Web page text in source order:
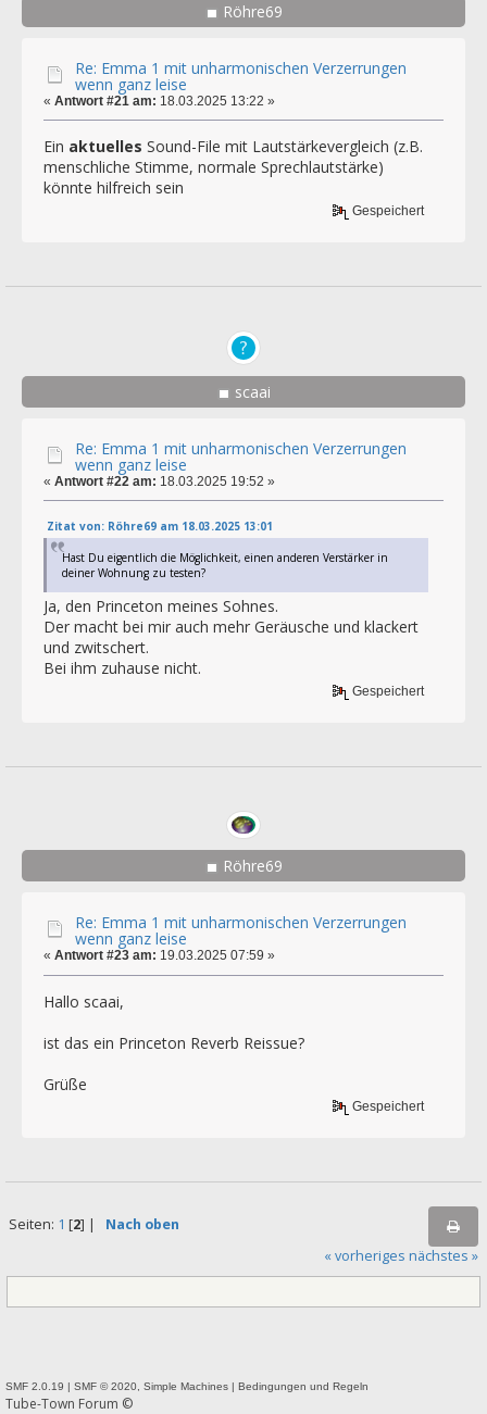
Röhre69
Re: Emma 1 mit unharmonischen Verzerrungen
wenn ganz leise
« Antwort #21 am: 18.03.2025 13:22 »
Ein aktuelles Sound-File mit Lautstärkevergleich (z.B.
menschliche Stimme, normale Sprechlautstärke)
könnte hilfreich sein
Gespeichert
scaai
Re: Emma 1 mit unharmonischen Verzerrungen
wenn ganz leise
« Antwort #22 am: 18.03.2025 19:52 »
Zitat von: Röhre69 am 18.03.2025 13:01
Hast Du eigentlich die Möglichkeit, einen anderen Verstärker in
deiner Wohnung zu testen?
Ja, den Princeton meines Sohnes.
Der macht bei mir auch mehr Geräusche und klackert
und zwitschert.
Bei ihm zuhause nicht.
Gespeichert
Röhre69
Re: Emma 1 mit unharmonischen Verzerrungen
wenn ganz leise
« Antwort #23 am: 19.03.2025 07:59 »
Hallo scaai,
ist das ein Princeton Reverb Reissue?
Grüße
Gespeichert
Seiten: 1 [2] | Nach oben
« vorheriges nächstes »
SMF 2.0.19 | SMF © 2020 Simple Machines | Bedingungen und Regeln
Tube-Town Forum ©